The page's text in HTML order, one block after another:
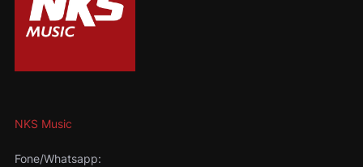
NKS Music
Fone/Whatsapp: